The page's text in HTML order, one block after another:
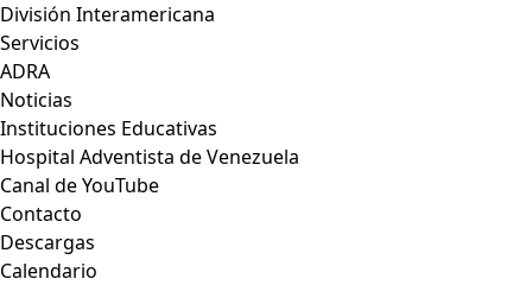
División Interamericana
Servicios
ADRA
Noticias
Instituciones Educativas
Hospital Adventista de Venezuela
Canal de YouTube
Contacto
Descargas
Calendario